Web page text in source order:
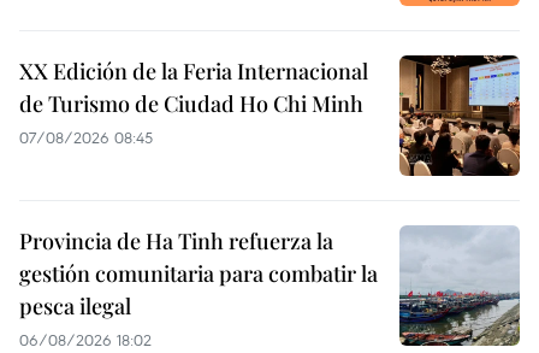
XX Edición de la Feria Internacional
de Turismo de Ciudad Ho Chi Minh
07/08/2026 08:45
Provincia de Ha Tinh refuerza la
gestión comunitaria para combatir la
pesca ilegal
06/08/2026 18:02